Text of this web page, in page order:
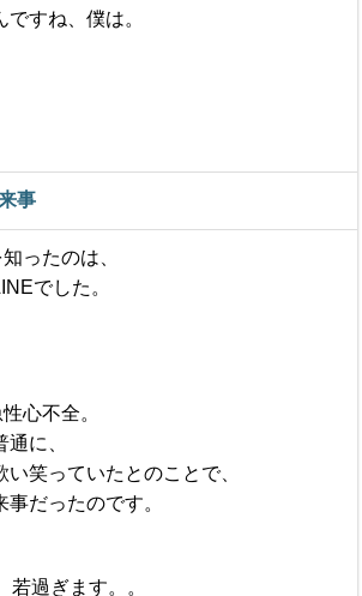
すね、僕は。
事
ったのは、
でした。
心不全。
に、
笑っていたとのことで、
だったのです。
若過ぎます。。